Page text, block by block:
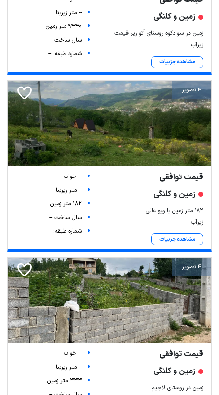
زمین و کلنگی
زمین در سوادکوه روستای اَتو زیر قیمت
زیرآب
مشاهده جزییات
-- متر زیربنا
9440 متر زمین
سال ساخت --
شماره طبقه: --
4 تصویر
قیمت توافقی
زمین و کلنگی
۱۸۲ متر زمین با ویو عالی
زیرآب
مشاهده جزییات
-- خواب
-- متر زیربنا
182 متر زمین
سال ساخت --
شماره طبقه: --
4 تصویر
قیمت توافقی
زمین و کلنگی
زمین در روستای لاجیم
-- خواب
-- متر زیربنا
333 متر زمین